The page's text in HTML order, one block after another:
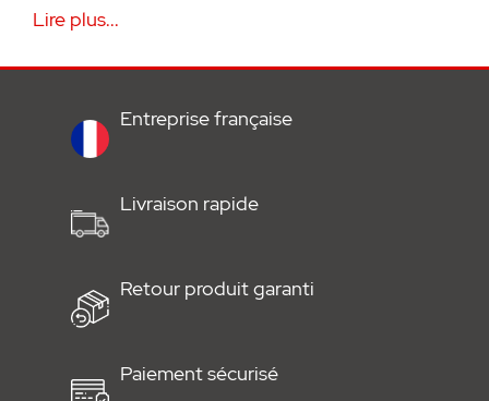
• Il prend en charge un capteur radio pour
un smartphone, une tablette ou un PC.
de l'application Apple Home. Il prend en
charge la commande vocale via Siri et
Amazon Alexa est possible en utilisant
Lire plus...
Entreprise française
Livraison rapide
Retour produit garanti
Paiement sécurisé